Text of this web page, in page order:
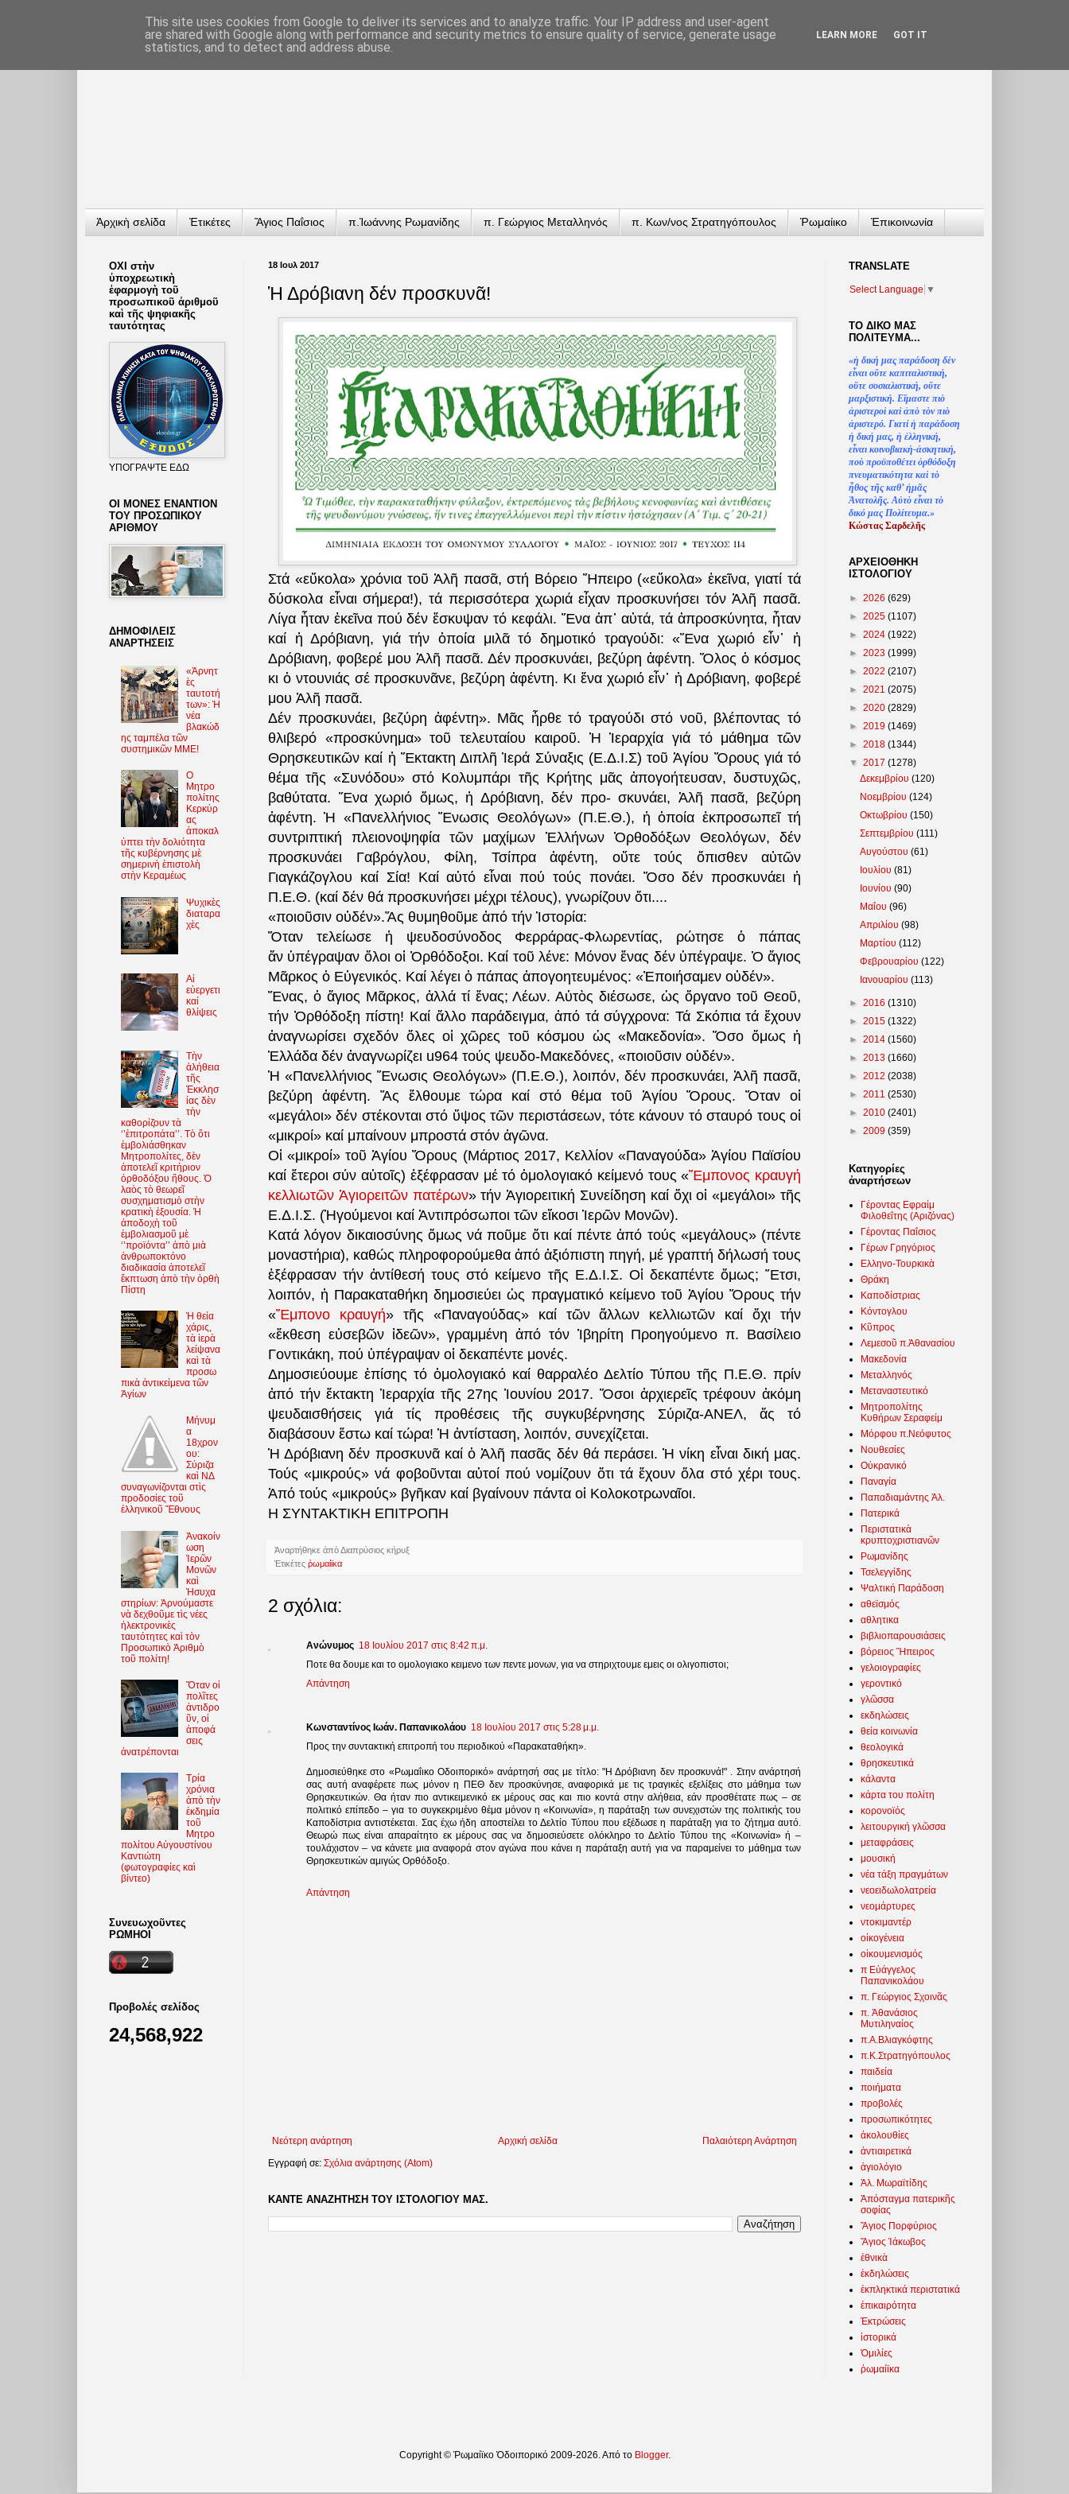
Ἀρχικὴ σελίδα Ἐτικέτες Ἅγιος Παΐσιος π.Ἰωάννης Ρωμανίδης π. Γεώργιος Μεταλληνός π. Κων/νος Στρατηγόπουλος Ῥωμαίικο Ἐπικοινωνία
18 Ιουλ 2017
Ἡ Δρόβιανη δέν προσκυνᾶ!
Στά «εὔκολα» χρόνια τοῦ Ἀλῆ πασᾶ, στή Βόρειο Ἤπειρο («εὔκολα» ἐκεῖνα, γιατί τά
δύσκολα εἶναι σήμερα!), τά περισσότερα χωριά εἶχαν προσκυνήσει τόν Ἀλῆ πασᾶ.
Λίγα ἦταν ἐκεῖνα πού δέν ἔσκυψαν τό κεφάλι. Ἕνα ἀπ᾽ αὐτά, τά ἀπροσκύνητα, ἦταν
καί ἡ Δρόβιανη, γιά τήν ὁποία μιλᾶ τό δημοτικό τραγούδι: «Ἕνα χωριό εἶν᾽ ἡ
Δρόβιανη, φοβερέ μου Ἀλῆ πασᾶ. Δέν προσκυνάει, βεζύρη ἀφέντη. Ὅλος ὁ κόσμος
κι ὁ ντουνιάς σέ προσκυνᾶνε, βεζύρη ἀφέντη. Κι ἕνα χωριό εἶν᾽ ἡ Δρόβιανη, φοβερέ
μου Ἀλῆ πασᾶ.
Δέν προσκυνάει, βεζύρη ἀφέντη». Μᾶς ἦρθε τό τραγούδι στό νοῦ, βλέποντας τό
θλιβερό «προσκύνημα» τοῦ τελευταίου καιροῦ. Ἡ Ἱεραρχία γιά τό μάθημα τῶν
Θρησκευτικῶν καί ἡ Ἔκτακτη Διπλῆ Ἱερά Σύναξις (Ε.Δ.Ι.Σ) τοῦ Ἁγίου Ὄρους γιά τό
θέμα τῆς «Συνόδου» στό Κολυμπάρι τῆς Κρήτης μᾶς ἀπογοήτευσαν, δυστυχῶς,
βαθύτατα. Ἕνα χωριό ὅμως, ἡ Δρόβιανη, δέν προ- σκυνάει, Ἀλῆ πασᾶ, βεζύρη
ἀφέντη. Ἡ «Πανελλήνιος Ἕνωσις Θεολόγων» (Π.Ε.Θ.), ἡ ὁποία ἐκπροσωπεῖ τή
συντριπτική πλειονοψηφία τῶν μαχίμων Ἑλλήνων Ὀρθοδόξων Θεολόγων, δέν
προσκυνάει Γαβρόγλου, Φίλη, Τσίπρα ἀφέντη, οὔτε τούς ὄπισθεν αὐτῶν
Γιαγκάζογλου καί Σία! Καί αὐτό εἶναι πού τούς πονάει. Ὅσο δέν προσκυνάει ἡ
Π.Ε.Θ. (καί δέν θά προσκυνήσει μέχρι τέλους), γνωρίζουν ὅτι....
«ποιοῦσιν οὐδέν».Ἄς θυμηθοῦμε ἀπό τήν Ἱστορία:
Ὅταν τελείωσε ἡ ψευδοσύνοδος Φερράρας-Φλωρεντίας, ρώτησε ὁ πάπας
ἄν ὑπέγραψαν ὅλοι οἱ Ὀρθόδοξοι. Καί τοῦ λένε: Μόνον ἕνας δέν ὑπέγραψε. Ὁ ἅγιος
Μᾶρκος ὁ Εὐγενικός. Καί λέγει ὁ πάπας ἀπογοητευμένος: «Ἐποιήσαμεν οὐδέν».
Ἕνας, ὁ ἅγιος Μᾶρκος, ἀλλά τί ἕνας; Λέων. Αὐτὸς διέσωσε, ὡς ὄργανο τοῦ Θεοῦ,
τήν Ὀρθόδοξη πίστη! Καί ἄλλο παράδειγμα, ἀπό τά σύγχρονα: Τά Σκόπια τά ἔχουν
ἀναγνωρίσει σχεδόν ὅλες οἱ χῶρες τοῦ κόσμου ὡς «Μακεδονία». Ὅσο ὅμως ἡ
Ἑλλάδα δέν ἀναγνωρίζει u964 τούς ψευδο-Μακεδόνες, «ποιοῦσιν οὐδέν».
Ἡ «Πανελλήνιος Ἕνωσις Θεολόγων» (Π.Ε.Θ.), λοιπόν, δέν προσκυνάει, Ἀλῆ πασᾶ,
βεζύρη ἀφέντη. Ἄς ἔλθουμε τώρα καί στό θέμα τοῦ Ἁγίου Ὄρους. Ὅταν οἱ
«μεγάλοι» δέν στέκονται στό ὕψος τῶν περιστάσεων, τότε κάνουν τό σταυρό τους οἱ
«μικροί» καί μπαίνουν μπροστά στόν ἀγῶνα.
Οἱ «μικροί» τοῦ Ἁγίου Ὄρους (Μάρτιος 2017, Κελλίον «Παναγούδα» Ἁγίου Παϊσίου
καί ἕτεροι σύν αὐτοῖς) ἐξέφρασαν μέ τό ὁμολογιακό κείμενό τους «Ἔμπονος κραυγή
κελλιωτῶν Ἁγιορειτῶν πατέρων» τήν Ἁγιορειτική Συνείδηση καί ὄχι οἱ «μεγάλοι» τῆς
Ε.Δ.Ι.Σ. (Ἡγούμενοι καί Ἀντιπρόσωποι τῶν εἴκοσι Ἱερῶν Μονῶν).
Κατά λόγον δικαιοσύνης ὅμως νά ποῦμε ὅτι καί πέντε ἀπό τούς «μεγάλους» (πέντε
μοναστήρια), καθώς πληροφορούμεθα ἀπό ἀξιόπιστη πηγή, μέ γραπτή δήλωσή τους
ἐξέφρασαν τήν ἀντίθεσή τους στό κείμενο τῆς Ε.Δ.Ι.Σ. Οἱ δεκαπέντε ὅμως; ῎Ετσι,
λοιπόν, ἡ Παρακαταθήκη δημοσιεύει ὡς πραγματικό κείμενο τοῦ Ἁγίου Ὄρους τήν
«Ἔμπονο κραυγή» τῆς «Παναγούδας» καί τῶν ἄλλων κελλιωτῶν καί ὄχι τήν
«ἔκθεση εὐσεβῶν ἰδεῶν», γραμμένη ἀπό τόν Ἰβηρίτη Προηγούμενο π. Βασίλειο
Γοντικάκη, πού ὑπέγραψαν οἱ δεκαπέντε μονές.
Δημοσιεύουμε ἐπίσης τό ὁμολογιακό καί θαρραλέο Δελτίο Τύπου τῆς Π.Ε.Θ. πρίν
ἀπό τήν ἔκτακτη Ἱεραρχία τῆς 27ης Ἰουνίου 2017. Ὅσοι ἀρχιερεῖς τρέφουν ἀκόμη
ψευδαισθήσεις γιά τίς προθέσεις τῆς συγκυβέρνησης Σύριζα-ΑΝΕΛ, ἄς τό
διαβάσουν ἔστω καί τώρα! Ἡ ἀντίσταση, λοιπόν, συνεχίζεται.
Ἡ Δρόβιανη δέν προσκυνᾶ καί ὁ Ἀλῆ πασᾶς δέν θά περάσει. Ἡ νίκη εἶναι δική μας.
Τούς «μικρούς» νά φοβοῦνται αὐτοί πού νομίζουν ὅτι τά ἔχουν ὅλα στό χέρι τους.
Ἀπό τούς «μικρούς» βγῆκαν καί βγαίνουν πάντα οἱ Κολοκοτρωναῖοι.
Η ΣΥΝΤΑΚΤΙΚΗ ΕΠΙΤΡΟΠΗ
Ἀναρτήθηκε ἀπὸΔιαπρύσιος κήρυξ
Ἐτικέτες ῥωμαίϊκα
2 σχόλια:
Ανώνυμος 18 Ιουλίου 2017 στις 8:42 π.μ.
Ποτε θα δουμε και το ομολογιακο κειμενο των πεντε μονων, για να στηριχτουμε εμεις οι ολιγοπιστοι;
Απάντηση
Κωνσταντίνος Ιωάν. Παπανικολάου 18 Ιουλίου 2017 στις 5:28 μ.μ.
Προς την συντακτική επιτροπή του περιοδικού «Παρακαταθήκη».
Δημοσιεύθηκε στο «Ρωμαΐικο Οδοιπορικό» ανάρτησή σας με τίτλο: "Η Δρόβιανη δεν προσκυνά!" . Στην ανάρτησή
σας αυτή αναφέρετε πως μόνον η ΠΕΘ δεν προσκύνησε, αναφορικά με τις τραγικές εξελίξεις στο μάθημα των
Θρησκευτικών. Θα ήταν πιο αντικειμενικό εκ μέρους σας και πιο κοντά στην αλήθεια, εάν προσθέτατε πως – σε
πολιτικό επίπεδο – για το συγκεκριμένο θέμα μόνον η «Κοινωνία», η παράταξη των συνεχιστών της πολιτικής του
Καποδίστρια αντιστέκεται. Σας έχω ήδη αποστείλει το Δελτίο Τύπου που εξέδωσε η παράταξη για το ζήτημα αυτό.
Θεωρώ πως είναι απαραίτητο εκ μέρους σας να δημοσιεύσετε ολόκληρο το Δελτίο Τύπου της «Κοινωνία» ή –
τουλάχιστον – να κάνετε μια αναφορά στον αγώνα που κάνει η παράταξη αυτή για να παραμείνει το μάθημα των
Θρησκευτικών αμιγώς Ορθόδοξο.
Απάντηση
Νεότερη ανάρτηση Παλαιότερη Ανάρτηση
Αρχική σελίδα
Εγγραφή σε: Σχόλια ανάρτησης (Atom)
ΚΑΝΤΕ ΑΝΑΖΗΤΗΣΗ ΤΟΥ ΙΣΤΟΛΟΓΙΟΥ ΜΑΣ.
ΟΧΙ στὴν
ὑποχρεωτικὴ
ἐφαρμογὴ τοῦ
προσωπικοῦ ἀριθμοῦ
καὶ τῆς ψηφιακῆς
ταυτότητας
ΥΠΟΓΡΑΨΤΕ ΕΔΩ
ΟΙ ΜΟΝΕΣ ΕΝΑΝΤΙΟΝ
ΤΟΥ ΠΡΟΣΩΠΙΚΟΥ
ΑΡΙΘΜΟΥ
ΔΗΜΟΦΙΛΕΙΣ
ΑΝΑΡΤΗΣΕΙΣ
«Ἀρνητ
ὲς
ταυτοτή
των»: Ἡ
νέα
βλακώδ
ης ταμπέλα τῶν
συστημικῶν ΜΜΕ!
O
Μητρο
πολίτης
Κερκύρ
ας
ἀποκαλ
ύπτει τὴν δολιότητα
τῆς κυβέρνησης μὲ
σημερινὴ ἐπιστολὴ
στὴν Κεραμέως
Ψυχικὲς
διαταρα
χὲς
Αἱ
εὐεργετι
καί
θλίψεις
Τὴν
ἀλήθεια
τῆς
Ἐκκλησ
ίας δὲν
τὴν
καθορίζουν τὰ
‘’ἐπιτροπάτα’’. Τὸ ὅτι
ἐμβολιάσθηκαν
Μητροπολίτες, δὲν
ἀποτελεῖ κριτήριον
ὀρθοδόξου ἤθους. Ὁ
λαὸς τὸ θεωρεῖ
συσχηματισμὸ στὴν
κρατικὴ ἐξουσία. Ἡ
ἀποδοχὴ τοῦ
ἐμβολιασμοῦ μὲ
‘’προϊόντα’’ ἀπὸ μιὰ
ἀνθρωποκτόνο
διαδικασία ἀποτελεῖ
ἔκπτωση ἀπὸ τὴν ὀρθὴ
Πίστη
Ἡ θεία
χάρις,
τὰ ἱερὰ
λείψανα
καὶ τὰ
προσω
πικὰ ἀντικείμενα τῶν
Ἁγίων
Μήνυμ
α
18χρον
ου:
Σύριζα
καὶ ΝΔ
συναγωνίζονται στὶς
προδοσίες τοῦ
ἑλληνικοῦ Ἔθνους
Ἀνακοίν
ωση
Ἱερῶν
Μονῶν
καὶ
Ἡσυχα
στηρίων: Ἀρνούμαστε
νὰ δεχθοῦμε τὶς νέες
ἠλεκτρονικὲς
ταυτότητες καὶ τὸν
Προσωπικὸ Ἀριθμὸ
τοῦ πολίτη!
Ὅταν οἱ
πολῖτες
ἀντιδρο
ῦν, οἱ
ἀποφά
σεις
ἀνατρέπονται
Τρία
χρόνια
ἀπὸ τὴν
ἐκδημία
τοῦ
Μητρο
πολίτου Αὐγουστίνου
Καντιώτη
(φωτoγραφίες καὶ
βίντεο)
Συνευωχοῦντες
ΡΩΜΗΟΙ
Προβολές σελίδος
24,568,922
TRANSLATΕ
Select Language ▼
ΤΟ ΔΙΚΟ ΜΑΣ
ΠΟΛΙΤΕΥΜΑ...
«ἡ δική μας παράδοση δὲν
εἶναι οὔτε καπιταλιστική,
οὔτε σοσιαλιστική, οὔτε
μαρξιστική. Εἴμαστε πιὸ
ἀριστεροὶ καὶ ἀπὸ τὸν πιὸ
ἀριστερό. Γιατίἡ παράδοση
ἡ δική μας, ἡ ἑλληνική,
εἶναι κοινοβιακὴ-ἀσκητική,
ποὺ προϋποθέτει ὀρθόδοξη
πνευματικότητα καὶ τὸ
ἦθος τῆς καθ’ἠμᾶς
Ἀνατολῆς. Αὐτὸ εἶναι τὸ
δικό μας Πολίτευμα.»
Κώστας Σαρδελῆς
ΑΡΧΕΙΟΘΗΚΗ
ΙΣΤΟΛΟΓΙΟΥ
► 2026 (629)
► 2025 (1107)
► 2024 (1922)
► 2023 (1999)
► 2022 (2107)
► 2021 (2075)
► 2020 (2829)
► 2019 (1469)
► 2018 (1344)
▼ 2017 (1278)
Δεκεμβρίου(120)
Νοεμβρίου(124)
Οκτωβρίου(150)
Σεπτεμβρίου(111)
Αυγούστου(61)
Ιουλίου(81)
Ιουνίου(90)
Μαΐου(96)
Απριλίου(98)
Μαρτίου(112)
Φεβρουαρίου(122)
Ιανουαρίου(113)
► 2016 (1310)
► 2015 (1322)
► 2014 (1560)
► 2013 (1660)
► 2012 (2038)
► 2011 (2530)
► 2010 (2401)
► 2009 (359)
Κατηγορίες
ἀναρτήσεων
Γέροντας Εφραίμ
Φιλοθεΐτης (Αριζόνας)
Γέροντας Παΐσιος
Γέρων Γρηγόριος
Ελληνο-Τουρκικὰ
Θράκη
Καποδίστριας
Κόντογλου
Κῦπρος
Λεμεσοῦ π.Ἀθανασίου
Μακεδονία
Μεταλληνός
Μεταναστευτικό
Μητροπολίτης
Κυθήρων Σεραφείμ
Μόρφου π.Νεόφυτος
Νουθεσίες
Οὐκρανικό
Παναγία
Παπαδιαμάντης Ἀλ.
Πατερικά
Περιστατικὰ
κρυπτοχριστιανῶν
Ρωμανίδης
Τσελεγγίδης
Ψαλτική Παράδοση
αθεϊσμός
αθλητικα
βιβλιοπαρουσιάσεις
βόρειος Ἤπειρος
γελοιογραφίες
γεροντικό
γλῶσσα
εκδηλώσεις
θεία κοινωνία
θεολογικά
θρησκευτικά
κάλαντα
κάρτα του πολίτη
κορονοϊός
λειτουργική γλῶσσα
μεταφράσεις
μουσική
νέα τάξη πραγμάτων
νεοειδωλολατρεία
νεομάρτυρες
ντοκιμαντέρ
οἰκογένεια
οἰκουμενισμός
π Εὐάγγελος
Παπανικολάου
π. Γεώργιος Σχοινᾶς
π. Ἀθανάσιος
Μυτιληναίος
π.Α.Βλιαγκόφτης
π.Κ.Στρατηγόπουλος
παιδεία
ποιήματα
προβολές
προσωπικότητες
ἀκολουθίες
ἀντιαιρετικά
ἁγιολόγιο
Ἀλ. Μωραϊτίδης
Ἀπόσταγμα πατερικῆς
σοφίας
Ἅγιος Πορφύριος
Ἅγιος Ἰάκωβος
ἐθνικὰ
ἐκδηλώσεις
ἐκπληκτικά περιστατικά
ἐπικαιρότητα
Ἐκτρώσεις
ἱστορικά
Ὁμιλίες
ῥωμαίϊκα
Copyright © Ῥωμαίϊκο Ὁδοιπορικό 2009-2026. Από το Blogger.
This site uses cookies from Google to deliver its services and to analyze traffic. Your IP address and user-agent
are shared with Google along with performance and security metrics to ensure quality of service, generate usage
statistics, and to detect and address abuse.
LEARN MORE GOT IT